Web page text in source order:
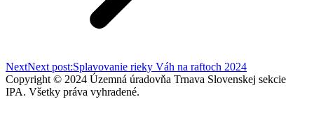
NextNext post:Splavovanie rieky Váh na raftoch 2024
Copyright © 2024 Územná úradovňa Trnava Slovenskej sekcie
IPA. Všetky práva vyhradené.